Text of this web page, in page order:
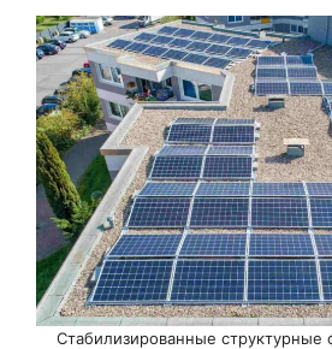
Стабилизированные структурные